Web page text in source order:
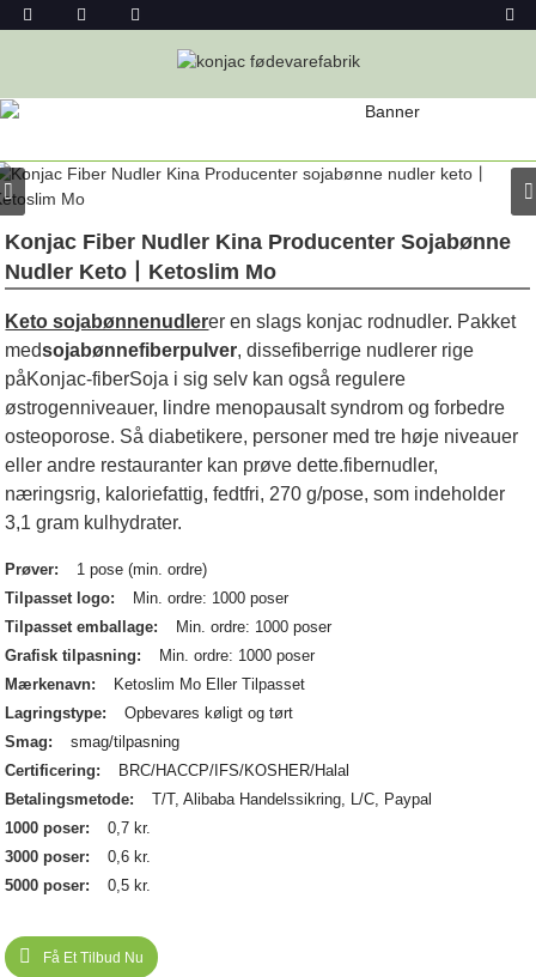
PRODUKT
Konjac Fiber Nudler Kina Producenter Sojabønne
Nudler Keto丨Ketoslim Mo
Keto sojabønnenudlerer en slags konjac rodnudler. Pakket
medsojabønnefiberpulver, dissefiberrige nudlerer rige
påKonjac-fiberSoja i sig selv kan også regulere
østrogenniveauer, lindre menopausalt syndrom og forbedre
osteoporose. Så diabetikere, personer med tre høje niveauer
eller andre restauranter kan prøve dette.fibernudler,
næringsrig, kaloriefattig, fedtfri, 270 g/pose, som indeholder
3,1 gram kulhydrater.
Prøver:
1 pose (min. ordre)
Tilpasset logo:
Min. ordre: 1000 poser
Tilpasset emballage:
Min. ordre: 1000 poser
Grafisk tilpasning:
Min. ordre: 1000 poser
Mærkenavn:
Ketoslim Mo Eller Tilpasset
Lagringstype:
Opbevares køligt og tørt
Smag:
smag/tilpasning
Certificering:
BRC/HACCP/IFS/KOSHER/Halal
Betalingsmetode:
T/T, Alibaba Handelssikring, L/C, Paypal
1000 poser:
0,7 kr.
3000 poser:
0,6 kr.
5000 poser:
0,5 kr.
Få Et Tilbud Nu